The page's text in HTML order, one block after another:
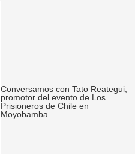
Conversamos con Tato Reategui,
promotor del evento de Los
Prisioneros de Chile en
Moyobamba.